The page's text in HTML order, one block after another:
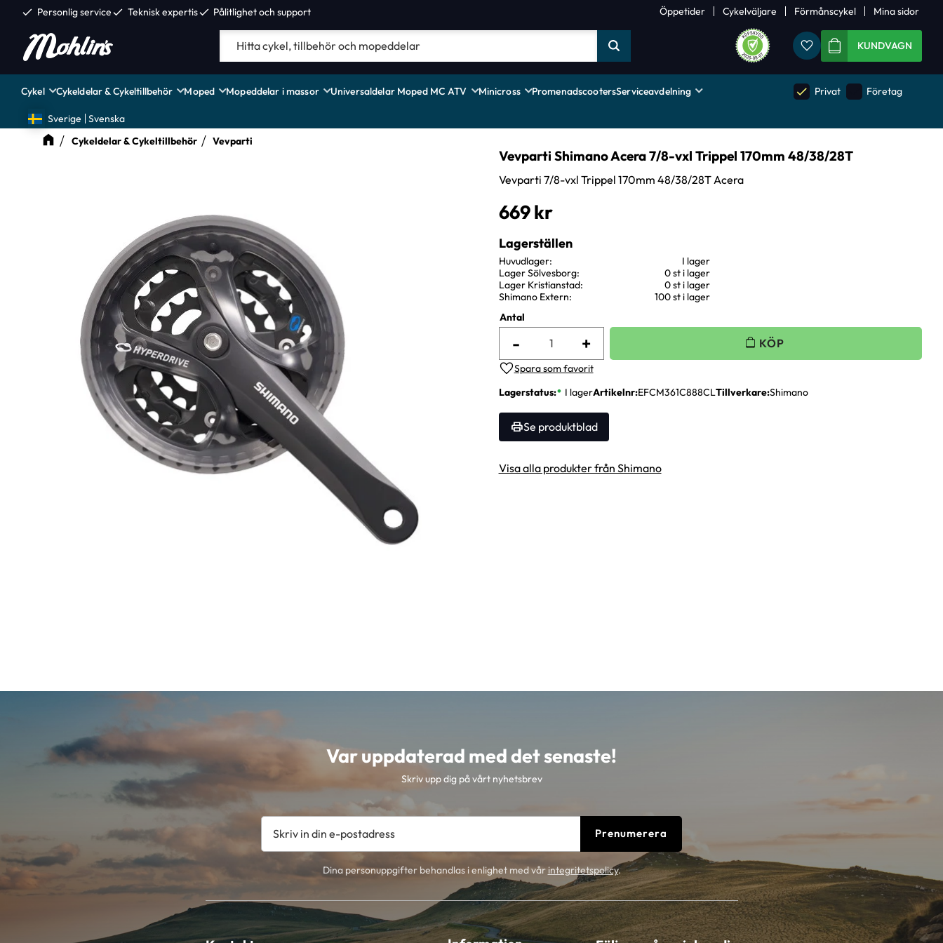
check Personlig servicecheck Teknisk expertischeck Pålitlighet och support Öppetider Cykelväljare Förmånscykel Mina sidor
FavoriterKUNDVAGN
Cykel Cykeldelar & Cykeltillbehör Moped Mopeddelar i massor Universaldelar Moped MC ATV Minicross PromenadscootersServiceavdelning done Privat Företag
Sverige
Svenska
Cykeldelar & Cykeltillbehör
Vevparti
Vevparti Shimano Acera 7/8-vxl Trippel 170mm 48/38/28T
Vevparti 7/8-vxl Trippel 170mm 48/38/28T Acera
669kr
Antal
+
-
Lägg till i favoriter
Lagerstatus I lagerArtikelnr EFCM361C888CLTillverkare Shimano
Se produktblad
Lagerställen
Huvudlager
I lager
Lager Sölvesborg
0 st i lager
Lager Kristianstad
0 st i lager
Shimano Extern
100 st i lager
Visa alla produkter från Shimano
Var uppdaterad med det senaste!
Skriv upp dig på vårt nyhetsbrev
Prenumerera
Dina personuppgifter behandlas i enlighet med vårintegritetspolicy.